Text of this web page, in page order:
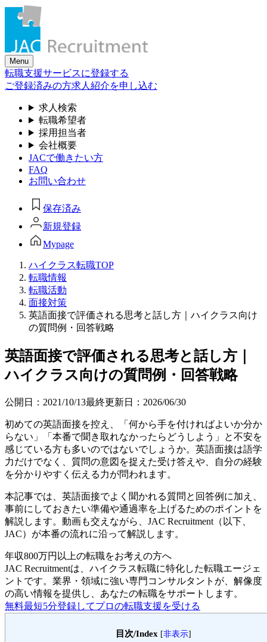
Skip
content
Menu
転職支援サービスに登録する
ご登録済みの方求人紹介を申し込む
求人検索
転職希望者
採用担当者
会社概要
JACで働きたい方
FAQ
お問い合わせ
保存済み
新規登録
Mypage
ハイクラス転職TOP
転職情報
転職活動
面接対策
英語面接で評価される思考と話し方｜ハイクラス向け
の質問例・回答戦略
英語面接で評価される思考と話し方｜
ハイクラス向けの質問例・回答戦略
公開日： 2021/10/13最終更新日： 2026/06/30
初めての英語面接を控え、「何から手を付ければよいか分か
らない」「本番で聞き取れなかったらどうしよう」と不安を
感じている方も多いのではないでしょうか。英語面接は語学
力だけでなく、質問の意図を捉えた受け答えや、自分の経験
を分かりやすく伝える力が問われます。
本記事では、英語面接でよく聞かれる質問と回答例に加え、
事前にしておきたい準備や通過率を上げるためのポイントを
解説します。動画も交えながら、JAC Recruitment（以下、
JAC）が本番の流れに沿って解説します。
年収800万円以上の転職をお考えの方へ
JAC Recruitmentは、ハイクラス転職に特化した転職エージェ
ントです。 業界・領域に強い専門コンサルタントが、解像度
の高い情報を提供し、あなたの転職をサポートします。
無料最短5分登録してプロの転職支援を受ける
目次/Index [非表示]